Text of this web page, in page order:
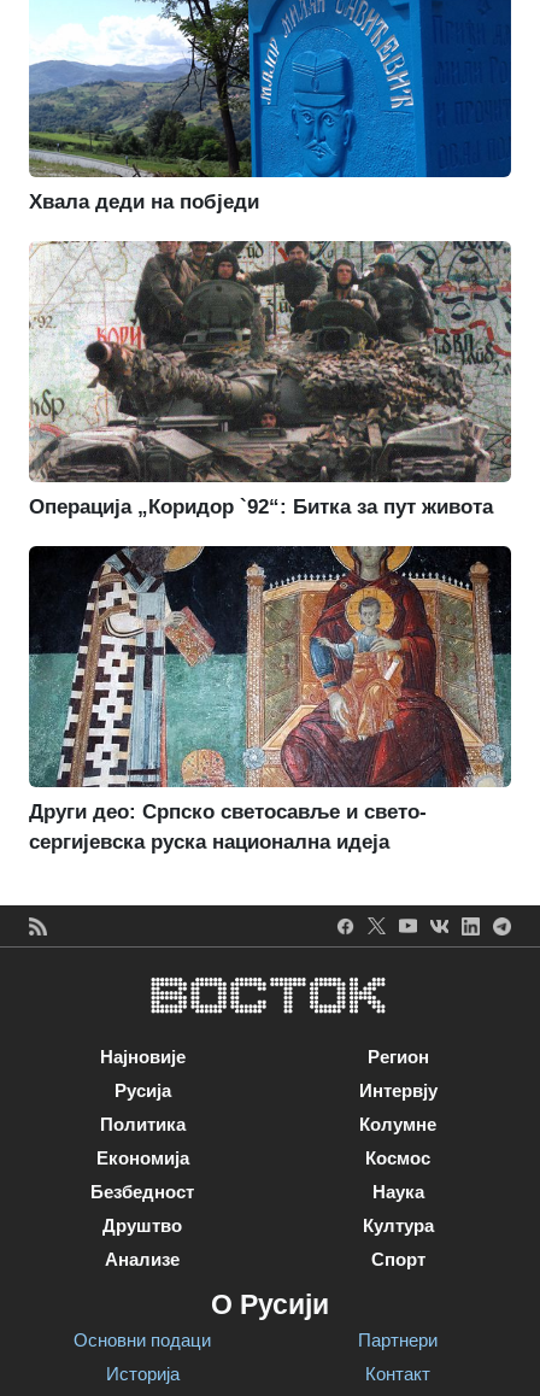
Хвала деди на побједи
Операција „Коридор `92“: Битка за пут живота
Други део: Српско светосавље и свето-
сергијевска руска национална идеја
Најновије
Русија
Политика
Економија
Безбедност
Друштво
Анализе
Регион
Интервју
Колумне
Космос
Наука
Култура
Спорт
О Русији
Основни подаци
Историја
Партнери
Контакт